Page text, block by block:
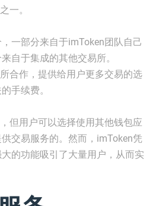
一。
一部分来自于imToken团队自己
自于集成的其他交易所。
合作，提供给用户更多交易的选
手续费。
但用户可以选择使用其他钱包应
交易服务的。然而，imToken凭
的功能吸引了大量用户，从而实